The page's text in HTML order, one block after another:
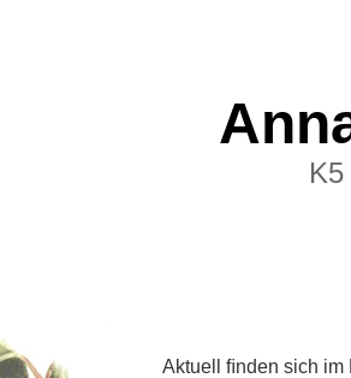
Aktuell ﬁnden sich im